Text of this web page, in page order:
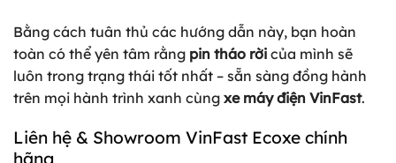
Bằng cách tuân thủ các hướng dẫn này, bạn hoàn
toàn có thể yên tâm rằng pin tháo rời của mình sẽ
luôn trong trạng thái tốt nhất – sẵn sàng đồng hành
trên mọi hành trình xanh cùng xe máy điện VinFast.
Liên hệ & Showroom VinFast Ecoxe chính